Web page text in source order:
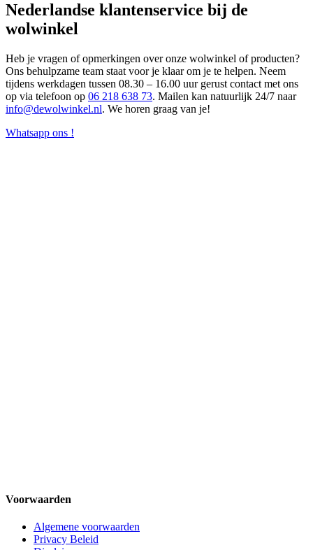
Nederlandse klantenservice bij de
wolwinkel
Heb je vragen of opmerkingen over onze wolwinkel of producten?
Ons behulpzame team staat voor je klaar om je te helpen. Neem
tijdens werkdagen tussen 08.30 – 16.00 uur gerust contact met ons
op via telefoon op 06 218 638 73. Mailen kan natuurlijk 24/7 naar
info@dewolwinkel.nl. We horen graag van je!
Whatsapp ons !
Voorwaarden
Algemene voorwaarden
Privacy Beleid